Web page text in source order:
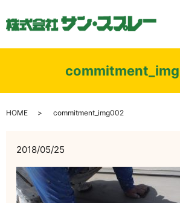
HOME commitment_img002
2018/05/25